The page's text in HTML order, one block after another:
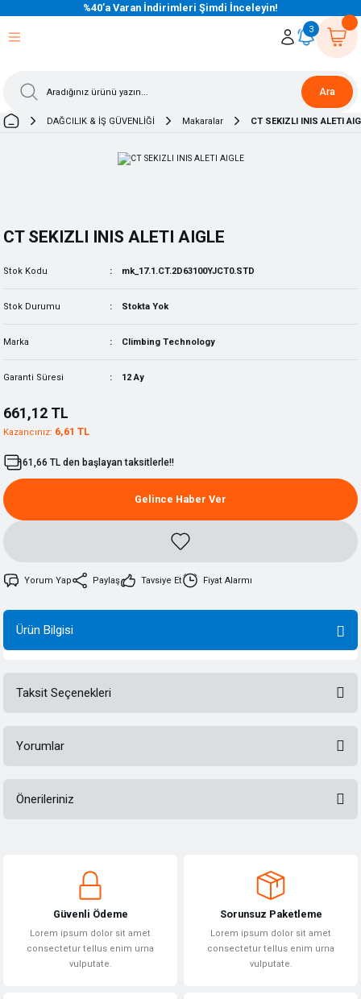
%40’a Varan İndirimleri Şimdi İnceleyin!
Ara
3
DAĞCILIK & İŞ GÜVENLİĞİ Makaralar CT SEKIZLI INIS ALETI
CT SEKIZLI INIS ALETI AIGLE
Stok Kodu mk_17.1.CT.2D63100YJCT0.STD
Stok Durumu Stokta Yok
Marka Climbing Technology
Garanti Süresi 12 Ay
661,12 TL
Kazancınız: 6,61 TL
61,66 TL den başlayan taksitlerle!!
Gelince Haber Ver
Yorum Yap Paylaş Tavsiye Et Fiyat Alarmı
Ürün Bilgisi
Taksit Seçenekleri
Yorumlar
Önerileriniz
Görüş ve önerileriniz için teşekkür ederiz.
Ürün açıklamasında eksik bilgiler bulunuyor.
Ürün bilgilerinde hatalar bulunuyor.
Güvenli Ödeme
Lorem ipsum dolor sit amet
consectetur tellus enim urna
vulputate.
Sorunsuz Paketleme
Lorem ipsum dolor sit amet
consectetur tellus enim urna
vulputate.